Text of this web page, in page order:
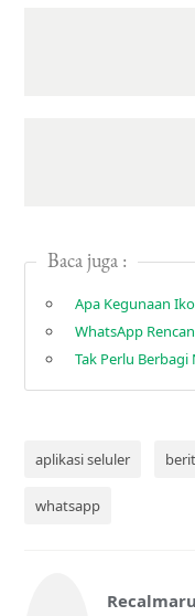
Baca juga :
Apa Kegunaan
aplikasi seluler
whatsapp
Recalmaru